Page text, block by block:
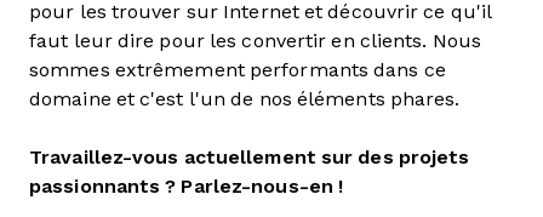
pour les trouver sur Internet et découvrir ce qu'il
faut leur dire pour les convertir en clients. Nous
sommes extrêmement performants dans ce
domaine et c'est l'un de nos éléments phares.
Travaillez-vous actuellement sur des projets
passionnants ? Parlez-nous-en !